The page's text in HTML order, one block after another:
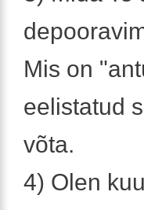
Mis on
eelistatud
võta.
4) Olen